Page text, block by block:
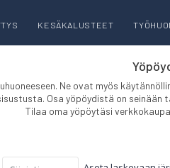
KESÄKALUSTEET
Ne ovat myös
Osa yöpöydistä on
Tilaa oma yöpöytäsi